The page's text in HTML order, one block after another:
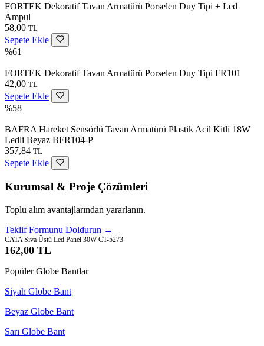
FORTEK Dekoratif Tavan Armatürü Porselen Duy Tipi + Led
Ampul
58,00 TL
Sepete Ekle
%61
FORTEK Dekoratif Tavan Armatürü Porselen Duy Tipi FR101
42,00 TL
Sepete Ekle
%58
BAFRA Hareket Sensörlü Tavan Armatürü Plastik Acil Kitli 18W
Ledli Beyaz BFR104-P
357,84 TL
Sepete Ekle
Kurumsal & Proje Çözümleri
Toplu alım avantajlarından yararlanın.
Teklif Formunu Doldurun →
CATA Sıva Üstü Led Panel 30W CT-5273
162,00 TL
Popüler Globe Bantlar
Siyah Globe Bant
Beyaz Globe Bant
Sarı Globe Bant